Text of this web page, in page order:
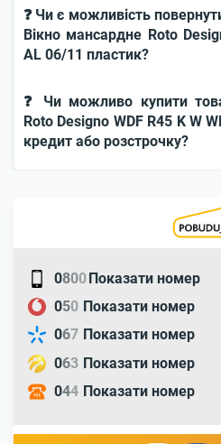
❓ Чи є можливість
Вікно мансардне Roto
AL 06/11 пластик?
❓ Чи можливо купити
Roto Designo WDF R45 K W
кредит або розстрочку?
0800Показати номер
050 Показати номер
067 Показати номер
063 Показати номер
044 Показати номер